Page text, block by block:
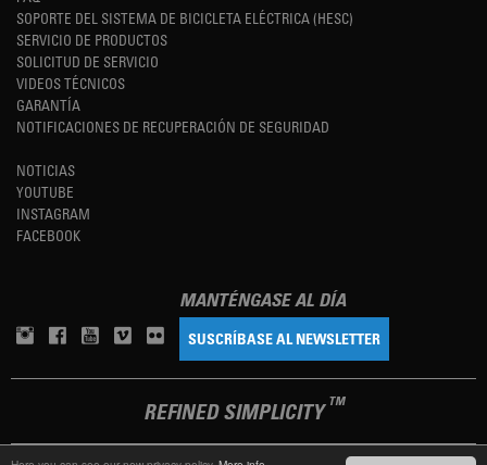
SOPORTE DEL SISTEMA DE BICICLETA ELÉCTRICA (HESC)
SERVICIO DE PRODUCTOS
SOLICITUD DE SERVICIO
VIDEOS TÉCNICOS
GARANTÍA
NOTIFICACIONES DE RECUPERACIÓN DE SEGURIDAD
NOTICIAS
YOUTUBE
INSTAGRAM
FACEBOOK
MANTÉNGASE AL DÍA
SUSCRÍBASE AL NEWSLETTER
REFINED SIMPLICITY TM